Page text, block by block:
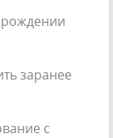
заранее
с